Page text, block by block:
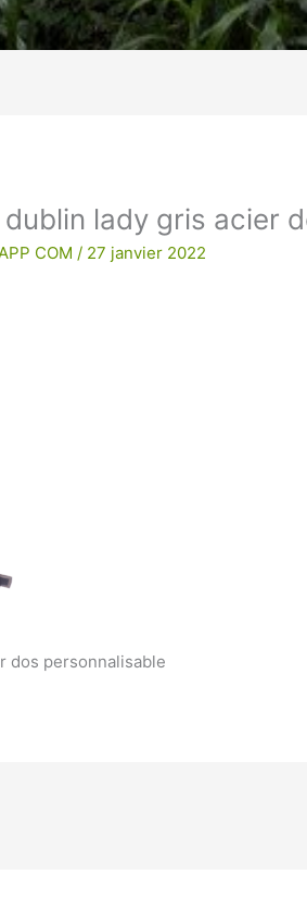
QUALITE
lady gris acier
COM/ 27 janvier 2022
dos personnalisable